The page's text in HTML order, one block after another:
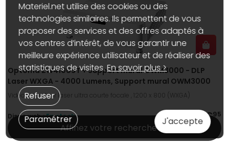
Optoma ZW410UST + Support mural OWM3000 - DLP
Laser WXGA - 4000 Lumens, Support mural OWM3000
Vidéoprojecteur laser ultra courte focale , 1200 x 800 (WXGA)
1 449€95
Dispo web :En stock
Affinez votre recherche
Materiel.net utilise des cookies ou des
technologies similaires. Ils permettent de vous
proposer des services et des offres adaptés à
vos centres d’intérêt, de vous garantir une
meilleure expérience utilisateur et de réaliser des
statistiques de visites.En savoir plus >
J'accepte
Paramétrer
Refuser